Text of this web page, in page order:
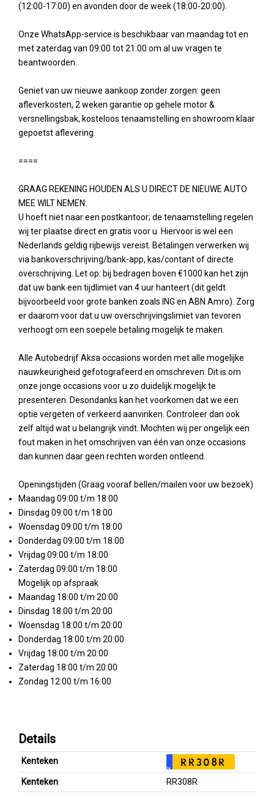
(12:00-17:00) en avonden door de week (18:00-20:00).
Onze WhatsApp-service is beschikbaar van maandag tot en
met zaterdag van 09:00 tot 21:00 om al uw vragen te
beantwoorden.
Geniet van uw nieuwe aankoop zonder zorgen: geen
afleverkosten, 2 weken garantie op gehele motor &
versnellingsbak, kosteloos tenaamstelling en showroom klaar
gepoetst aflevering.
====
GRAAG REKENING HOUDEN ALS U DIRECT DE NIEUWE AUTO
MEE WILT NEMEN:
U hoeft niet naar een postkantoor; de tenaamstelling regelen
wij ter plaatse direct en gratis voor u. Hiervoor is wel een
Nederlands geldig rijbewijs vereist. Betalingen verwerken wij
via bankoverschrijving/bank-app, kas/contant of directe
overschrijving. Let op: bij bedragen boven €1000 kan het zijn
dat uw bank een tijdlimiet van 4 uur hanteert (dit geldt
bijvoorbeeld voor grote banken zoals ING en ABN Amro). Zorg
er daarom voor dat u uw overschrijvingslimiet van tevoren
verhoogt om een soepele betaling mogelijk te maken.
Alle Autobedrijf Aksa occasions worden met alle mogelijke
nauwkeurigheid gefotografeerd en omschreven. Dit is om
onze jonge occasions voor u zo duidelijk mogelijk te
presenteren. Desondanks kan het voorkomen dat we een
optie vergeten of verkeerd aanvinken. Controleer dan ook
zelf altijd wat u belangrijk vindt. Mochten wij per ongelijk een
fout maken in het omschrijven van één van onze occasions
dan kunnen daar geen rechten worden ontleend.
Openingstijden (Graag vooraf bellen/mailen voor uw bezoek)
Maandag 09:00 t/m 18:00
Dinsdag 09:00 t/m 18:00
Woensdag 09:00 t/m 18:00
Donderdag 09:00 t/m 18:00
Vrijdag 09:00 t/m 18:00
Zaterdag 09:00 t/m 18:00
Mogelijk op afspraak
Maandag 18:00 t/m 20:00
Dinsdag 18:00 t/m 20:00
Woensdag 18:00 t/m 20:00
Donderdag 18:00 t/m 20:00
Vrijdag 18:00 t/m 20:00
Zaterdag 18:00 t/m 20:00
Zondag 12:00 t/m 16:00
Details
Kenteken
NL RR308R
Kenteken
RR308R